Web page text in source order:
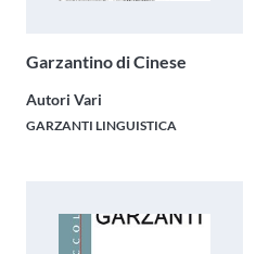
Garzantino di Cinese
Autori Vari
GARZANTI LINGUISTICA